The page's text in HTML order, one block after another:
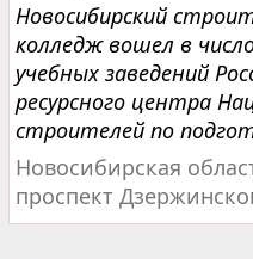
Новосибирский
колледж вошел в
учебных заведений
ресурсного центра
строителей по
Новосибирская
проспект